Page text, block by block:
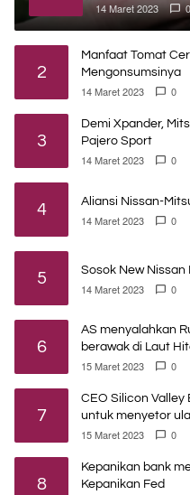
14 Maret 2023 0
2
Manfaat Tomat
Mengonsumsinya
14 Maret 2023 0
3
Demi Xpander,
Pajero Sport
14 Maret 2023 0
4 Aliansi Nissan-
14 Maret 2023 0
5 Sosok New Nissan
14 Maret 2023 0
6
AS menyalahkan
berawak di Laut
15 Maret 2023 0
7
CEO Silicon Valley
untuk menyetor
15 Maret 2023 0
8
Kepanikan bank
Kepanikan Fed